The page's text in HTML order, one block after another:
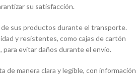
su satisfacción.
sus productos durante el transporte.
y resistentes, como cajas de cartón
evitar daños durante el envío.
de manera clara y legible, con información